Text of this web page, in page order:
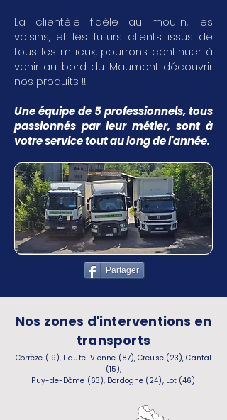
La clientèle fidèle au moulin, les
voisins, et les futurs clients issus de
tous les milieux, pourrons continuer à
venir au bord du Maumont découvrir
nos produits !!
Une équipe de 5 professionnels, tous
passionnés par leur métier, sont à
votre service tout au long de l'année.
Partager
Nos zones d'interventions en
transports
Corrèze (19), Haute-Vienne (87), Creuse (23), Cantal
(15),
Puy-de-Dôme (63), Dordogne (24), Lot (46)